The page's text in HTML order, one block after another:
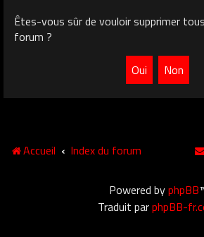
Êtes-vous sûr de vouloir supprimer
forum ?
Accueil Index du forum
Powered byphpBB
Traduit parphpBB-